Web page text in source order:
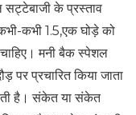
के प्रस्ताव
कभी 1.5,एक घोड़े को
मनी बैक स्पेशल
पर प्रचारित किया जाता
है। संकेत या संकेत